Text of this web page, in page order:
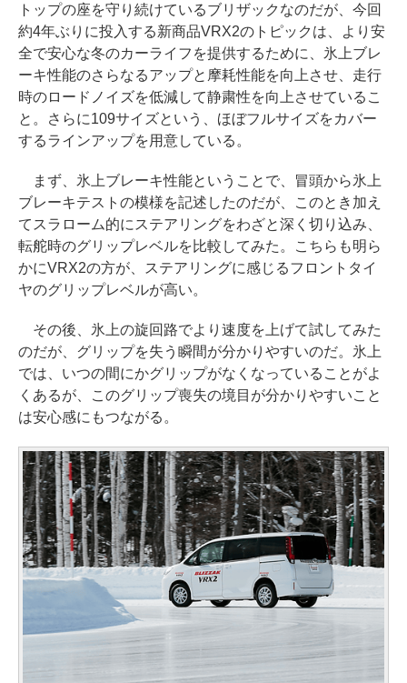
トップの座を守り続けているブリザックなのだが、今回
約4年ぶりに投入する新商品VRX2のトピックは、より安
全で安心な冬のカーライフを提供するために、氷上ブレ
ーキ性能のさらなるアップと摩耗性能を向上させ、走行
時のロードノイズを低減して静粛性を向上させているこ
と。さらに109サイズという、ほぼフルサイズをカバー
するラインアップを用意している。
まず、氷上ブレーキ性能ということで、冒頭から氷上
ブレーキテストの模様を記述したのだが、このとき加え
てスラローム的にステアリングをわざと深く切り込み、
転舵時のグリップレベルを比較してみた。こちらも明ら
かにVRX2の方が、ステアリングに感じるフロントタイ
ヤのグリップレベルが高い。
その後、氷上の旋回路でより速度を上げて試してみた
のだが、グリップを失う瞬間が分かりやすいのだ。氷上
では、いつの間にかグリップがなくなっていることがよ
くあるが、このグリップ喪失の境目が分かりやすいこと
は安心感にもつながる。